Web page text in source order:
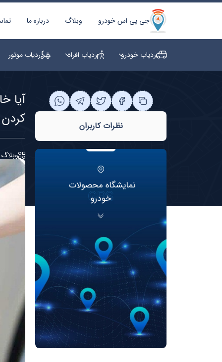
جی پی اس خودرو وبلاگ درباره ما
ردیاب خودرو ردیاب افراد ردیاب موتور
نظرات کاربران
آیا
کردن
وبلاگ